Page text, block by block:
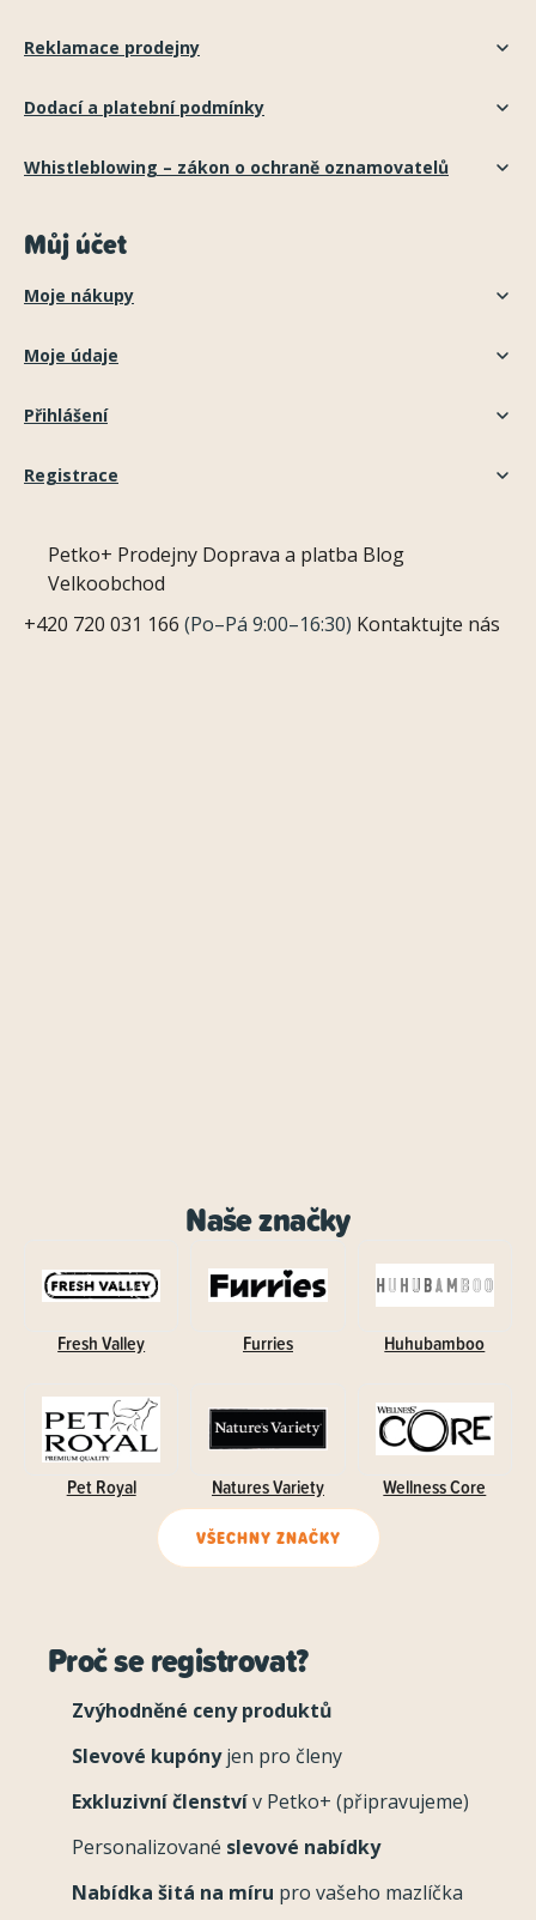
Reklamace prodejny
Dodací a platební podmínky
Whistleblowing – zákon o ochraně oznamovatelů
Můj účet
Moje nákupy
Moje údaje
Přihlášení
Registrace
Petko+ Prodejny Doprava a platba Blog
Velkoobchod
+420 720 031 166 (Po–Pá 9:00–16:30) Kontaktujte nás
Naše značky
Fresh Valley Furries Huhubamboo
Pet Royal Natures Variety Wellness Core
VŠECHNY ZNAČKY
Proč se registrovat?
Zvýhodněné ceny produktů
Slevové kupónyjen pro členy
Exkluzivní členstvív Petko+ (připravujeme)
Personalizované slevové nabídky
Nabídka šitá na míru pro vašeho mazlíčka